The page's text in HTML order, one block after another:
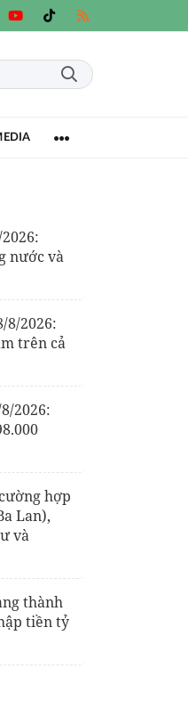
nước và
8/2026:
trên cả
2026:
hợp
Lan),
và
thành
tiền tỷ